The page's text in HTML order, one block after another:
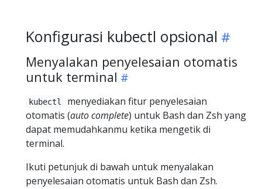
Konfigurasi kubectl opsional
Menyalakan penyelesaian otomatis
untuk terminal
kubectl
menyediakan fitur penyelesaian
otomatis (auto complete) untuk Bash dan Zsh yang
dapat memudahkanmu ketika mengetik di
terminal.
Ikuti petunjuk di bawah untuk menyalakan
penyelesaian otomatis untuk Bash dan Zsh.